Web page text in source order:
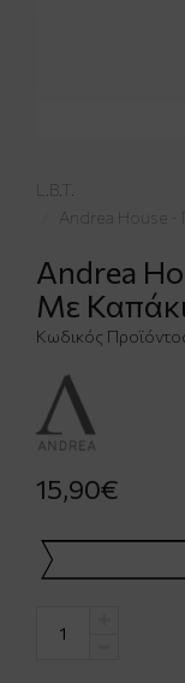
L.B.T.
Andrea House -
Andrea
Με
Κωδικός
15,90€